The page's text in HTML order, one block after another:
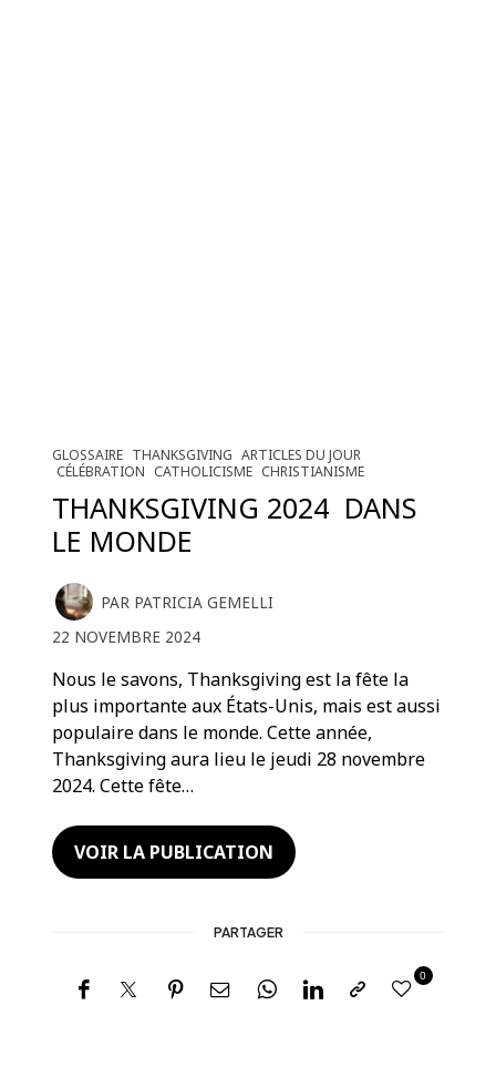
GLOSSAIRE THANKSGIVING ARTICLES DU JOUR
CÉLÉBRATION CATHOLICISME CHRISTIANISME
THANKSGIVING 2024 DANS
LE MONDE
PAR PATRICIA GEMELLI
22 NOVEMBRE 2024
Nous le savons, Thanksgiving est la fête la
plus importante aux États-Unis, mais est aussi
populaire dans le monde. Cette année,
Thanksgiving aura lieu le jeudi 28 novembre
2024. Cette fête…
VOIR LA PUBLICATION
PARTAGER
0